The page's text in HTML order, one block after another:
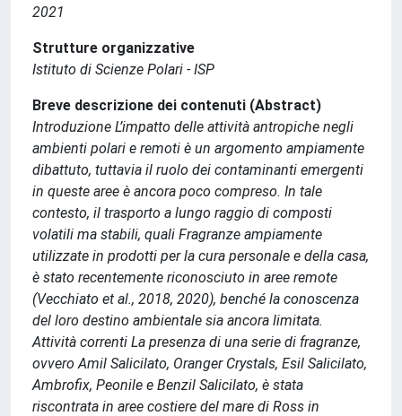
2021
Strutture organizzative
Istituto di Scienze Polari - ISP
Breve descrizione dei contenuti (Abstract)
Introduzione L’impatto delle attività antropiche negli
ambienti polari e remoti è un argomento ampiamente
dibattuto, tuttavia il ruolo dei contaminanti emergenti
in queste aree è ancora poco compreso. In tale
contesto, il trasporto a lungo raggio di composti
volatili ma stabili, quali Fragranze ampiamente
utilizzate in prodotti per la cura personale e della casa,
è stato recentemente riconosciuto in aree remote
(Vecchiato et al., 2018, 2020), benché la conoscenza
del loro destino ambientale sia ancora limitata.
Attività correnti La presenza di una serie di fragranze,
ovvero Amil Salicilato, Oranger Crystals, Esil Salicilato,
Ambrofix, Peonile e Benzil Salicilato, è stata
riscontrata in aree costiere del mare di Ross in